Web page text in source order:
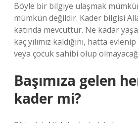
Böyle bir bilgiye ulaşmak
mümkün değildir. Kader bilgisi
katında mevcuttur. Ne kadar
kaç yılımız kaldığını, hatta
veya çocuk sahibi olup
Başımıza gelen
kader mi?